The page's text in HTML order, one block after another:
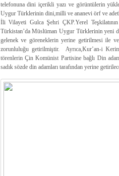
telefonuna dini içerikli yazı ve görüntülerin
Uygur Türklerinin dini,milli ve ananevi örf ve
İli Vilayeti Gulca Şehri ÇKP.Yerel
Türkistan’da Müslüman Uygur Türklerinin yeni
gelenek ve göreneklerin yerine getirilmesi
zorunluluğu getirilmiştir. Ayrıca,Kur’an-i
törenlerin Çin Komünist Partisine bağlı Din
sadık sözde din adamları tarafından yerine